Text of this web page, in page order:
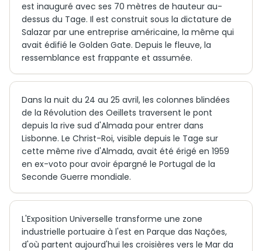
est inauguré avec ses 70 mètres de hauteur au-
dessus du Tage. Il est construit sous la dictature de
Salazar par une entreprise américaine, la même qui
avait édifié le Golden Gate. Depuis le fleuve, la
ressemblance est frappante et assumée.
Dans la nuit du 24 au 25 avril, les colonnes blindées
de la Révolution des Oeillets traversent le pont
depuis la rive sud d'Almada pour entrer dans
Lisbonne. Le Christ-Roi, visible depuis le Tage sur
cette même rive d'Almada, avait été érigé en 1959
en ex-voto pour avoir épargné le Portugal de la
Seconde Guerre mondiale.
L'Exposition Universelle transforme une zone
industrielle portuaire à l'est en Parque das Nações,
d'où partent aujourd'hui les croisières vers le Mar da